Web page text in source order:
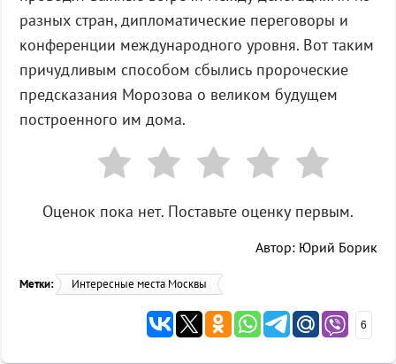
разных стран, дипломатические переговоры и
конференции международного уровня. Вот таким
причудливым способом сбылись пророческие
предсказания Морозова о великом будущем
построенного им дома.
Оценок пока нет. Поставьте оценку первым.
Автор: Юрий Борик
Метки: Интересные места Москвы
6